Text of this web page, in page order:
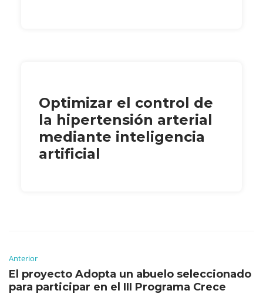
Optimizar el control de
la hipertensión arterial
mediante inteligencia
artificial
Anterior
El proyecto Adopta un abuelo seleccionado
para participar en el III Programa Crece